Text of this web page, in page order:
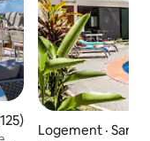
de 4,95 sur 5,
Logement · San